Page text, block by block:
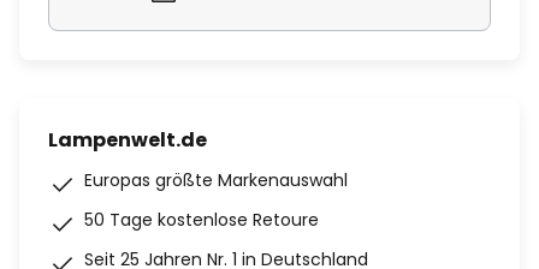
Lampenwelt.de
Europas größte Markenauswahl
50 Tage kostenlose Retoure
Seit 25 Jahren Nr. 1 in Deutschland